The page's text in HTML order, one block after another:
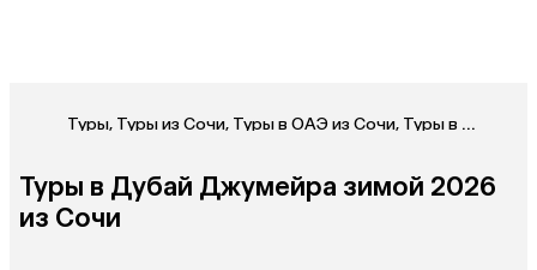
Туры, Туры из Сочи, Туры в ОАЭ из Сочи, Туры в Дубаи Джумейру из Сочи
Туры в Дубай Джумейра зимой 2026
из Сочи